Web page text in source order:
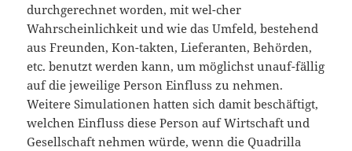
durchgerechnet worden, mit wel-cher
Wahrscheinlichkeit und wie das Umfeld, bestehend
aus Freunden, Kon-takten, Lieferanten, Behörden,
etc. benutzt werden kann, um möglichst unauf-fällig
auf die jeweilige Person Einfluss zu nehmen.
Weitere Simulationen hatten sich damit beschäftigt,
welchen Einfluss diese Person auf Wirtschaft und
Gesellschaft nehmen würde, wenn die Quadrilla